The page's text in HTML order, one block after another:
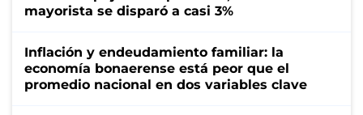
mayorista se disparó a casi 3%
Inflación y endeudamiento familiar: la
economía bonaerense está peor que el
promedio nacional en dos variables clave